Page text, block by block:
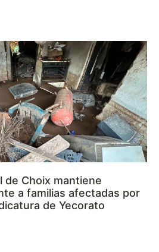
de Choix mantiene
a familias afectadas por
de Yecorato